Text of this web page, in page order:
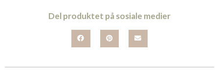
Del produktet på sosiale medier